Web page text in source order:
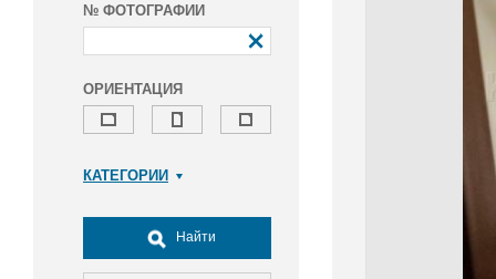
№ ФОТОГРАФИИ
ОРИЕНТАЦИЯ
КАТЕГОРИИ
Досуг, туризм и отдых
Культура
Найти